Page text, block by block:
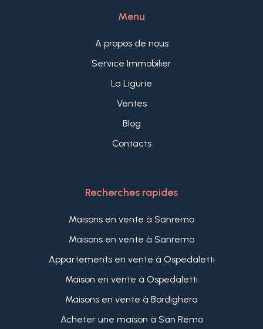
Menu
A propos de nous
Service Immobilier
La Ligurie
Ventes
Blog
Contacts
Recherches rapides
Maisons en vente à Sanremo
Maisons en vente à Sanremo
Appartements en vente à Ospedaletti
Maison en vente à Ospedaletti
Maisons en vente à Bordighera
Acheter une maison à San Remo